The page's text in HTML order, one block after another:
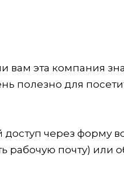
эта компания
полезно для
через форму
рабочую почту) или